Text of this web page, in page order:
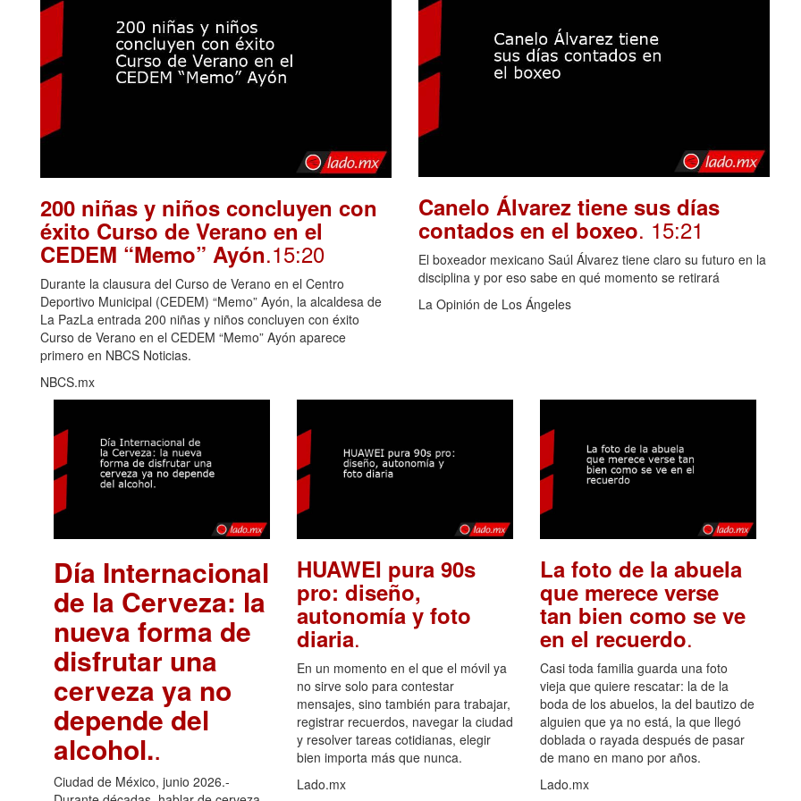
200 niñas y niños concluyen con
éxito Curso de Verano en el
CEDEM “Memo” Ayón.15:20
Durante la clausura del Curso de Verano en el Centro
Deportivo Municipal (CEDEM) “Memo” Ayón, la alcaldesa de
La PazLa entrada 200 niñas y niños concluyen con éxito
Curso de Verano en el CEDEM “Memo” Ayón aparece
primero en NBCS Noticias.
NBCS.mx
Canelo Álvarez tiene sus días
contados en el boxeo. 15:21
El boxeador mexicano Saúl Álvarez tiene claro su futuro en la
disciplina y por eso sabe en qué momento se retirará
La Opinión de Los Ángeles
Día Internacional
de la Cerveza: la
nueva forma de
disfrutar una
cerveza ya no
depende del
alcohol..
Ciudad de México, junio 2026.-
HUAWEI pura 90s
pro: diseño,
autonomía y foto
diaria.
En un momento en el que el móvil ya
no sirve solo para contestar
mensajes, sino también para trabajar,
registrar recuerdos, navegar la ciudad
y resolver tareas cotidianas, elegir
bien importa más que nunca.
Lado.mx
La foto de la abuela
que merece verse
tan bien como se ve
en el recuerdo.
Casi toda familia guarda una foto
vieja que quiere rescatar: la de la
boda de los abuelos, la del bautizo de
alguien que ya no está, la que llegó
doblada o rayada después de pasar
de mano en mano por años.
Lado.mx